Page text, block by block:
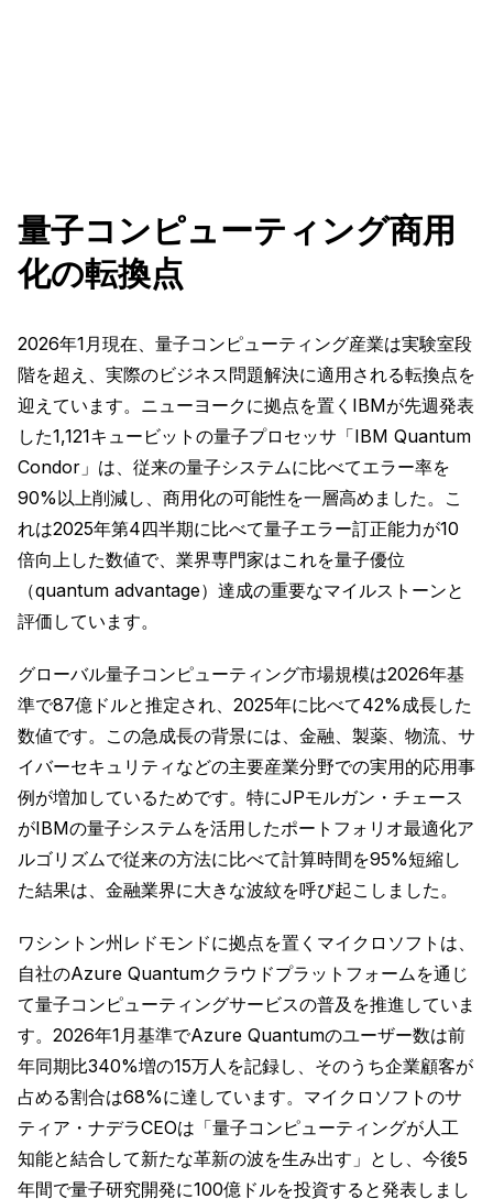
量子コンピューティング商用
化の転換点
2026年1月現在、量子コンピューティング産業は実験室段
階を超え、実際のビジネス問題解決に適用される転換点を
迎えています。ニューヨークに拠点を置くIBMが先週発表
した1,121キュービットの量子プロセッサ「IBM Quantum
Condor」は、従来の量子システムに比べてエラー率を
90%以上削減し、商用化の可能性を一層高めました。こ
れは2025年第4四半期に比べて量子エラー訂正能力が10
倍向上した数値で、業界専門家はこれを量子優位
（quantum advantage）達成の重要なマイルストーンと
評価しています。
グローバル量子コンピューティング市場規模は2026年基
準で87億ドルと推定され、2025年に比べて42%成長した
数値です。この急成長の背景には、金融、製薬、物流、サ
イバーセキュリティなどの主要産業分野での実用的応用事
例が増加しているためです。特にJPモルガン・チェース
がIBMの量子システムを活用したポートフォリオ最適化ア
ルゴリズムで従来の方法に比べて計算時間を95%短縮し
た結果は、金融業界に大きな波紋を呼び起こしました。
ワシントン州レドモンドに拠点を置くマイクロソフトは、
自社のAzure Quantumクラウドプラットフォームを通じ
て量子コンピューティングサービスの普及を推進していま
す。2026年1月基準でAzure Quantumのユーザー数は前
年同期比340%増の15万人を記録し、そのうち企業顧客が
占める割合は68%に達しています。マイクロソフトのサ
ティア・ナデラCEOは「量子コンピューティングが人工
知能と結合して新たな革新の波を生み出す」とし、今後5
年間で量子研究開発に100億ドルを投資すると発表しまし